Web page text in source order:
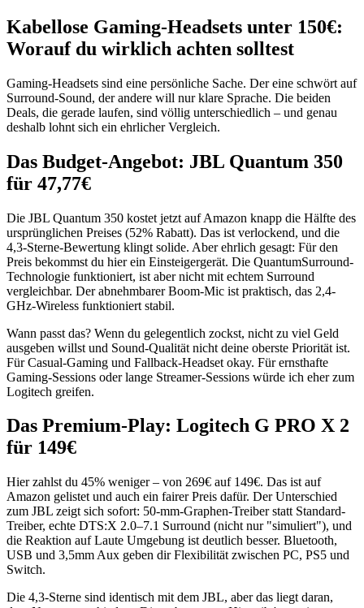
Kabellose Gaming-Headsets unter 150€:
Worauf du wirklich achten solltest
Gaming-Headsets sind eine persönliche Sache. Der eine schwört auf
Surround-Sound, der andere will nur klare Sprache. Die beiden
Deals, die gerade laufen, sind völlig unterschiedlich – und genau
deshalb lohnt sich ein ehrlicher Vergleich.
Das Budget-Angebot: JBL Quantum 350
für 47,77€
Die JBL Quantum 350 kostet jetzt auf Amazon knapp die Hälfte des
ursprünglichen Preises (52% Rabatt). Das ist verlockend, und die
4,3-Sterne-Bewertung klingt solide. Aber ehrlich gesagt: Für den
Preis bekommst du hier ein Einsteigergerät. Die QuantumSurround-
Technologie funktioniert, ist aber nicht mit echtem Surround
vergleichbar. Der abnehmbarer Boom-Mic ist praktisch, das 2,4-
GHz-Wireless funktioniert stabil.
Wann passt das? Wenn du gelegentlich zockst, nicht zu viel Geld
ausgeben willst und Sound-Qualität nicht deine oberste Priorität ist.
Für Casual-Gaming und Fallback-Headset okay. Für ernsthafte
Gaming-Sessions oder lange Streamer-Sessions würde ich eher zum
Logitech greifen.
Das Premium-Play: Logitech G PRO X 2
für 149€
Hier zahlst du 45% weniger – von 269€ auf 149€. Das ist auf
Amazon gelistet und auch ein fairer Preis dafür. Der Unterschied
zum JBL zeigt sich sofort: 50-mm-Graphen-Treiber statt Standard-
Treiber, echte DTS:X 2.0–7.1 Surround (nicht nur "simuliert"), und
die Reaktion auf Laute Umgebung ist deutlich besser. Bluetooth,
USB und 3,5mm Aux geben dir Flexibilität zwischen PC, PS5 und
Switch.
Die 4,3-Sterne sind identisch mit dem JBL, aber das liegt daran,